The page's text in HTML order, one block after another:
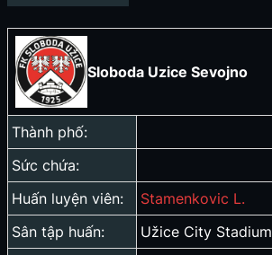
Sloboda Uzice Sevojno
Thành phố:
Sức chứa:
Huấn luyện viên:
Stamenkovic L.
Sân tập huấn:
Užice City Stadium